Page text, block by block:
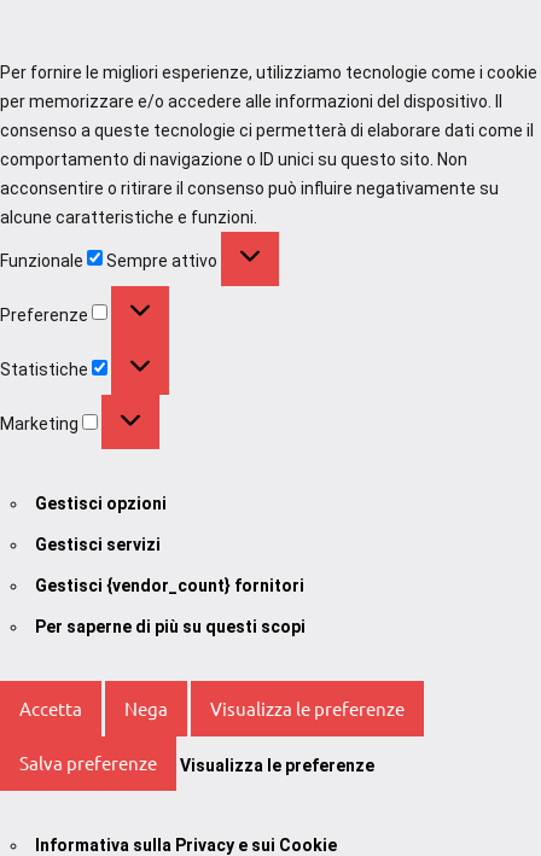
Per fornire le migliori esperienze, utilizziamo tecnologie come i cookie
per memorizzare e/o accedere alle informazioni del dispositivo. Il
consenso a queste tecnologie ci permetterà di elaborare dati come il
comportamento di navigazione o ID unici su questo sito. Non
acconsentire o ritirare il consenso può influire negativamente su
alcune caratteristiche e funzioni.
Funzionale Sempre attivo
Preferenze
Statistiche
Marketing
Gestisci opzioni
Gestisci servizi
Gestisci {vendor_count} fornitori
Per saperne di più su questi scopi
Accetta Nega Visualizza le preferenze
Salva preferenze Visualizza le preferenze
Informativa sulla Privacy e sui Cookie